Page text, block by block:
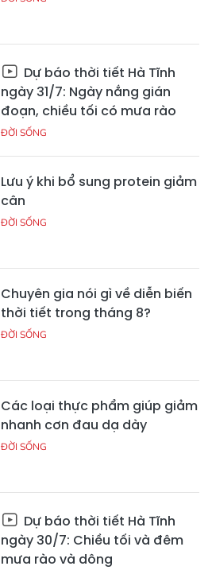
Dự báo thời tiết Hà Tĩnh
ngày 31/7: Ngày nắng gián
đoạn, chiều tối có mưa rào
ĐỜI SỐNG
Lưu ý khi bổ sung protein giảm
cân
ĐỜI SỐNG
Chuyên gia nói gì về diễn biến
thời tiết trong tháng 8?
ĐỜI SỐNG
Các loại thực phẩm giúp giảm
nhanh cơn đau dạ dày
ĐỜI SỐNG
Dự báo thời tiết Hà Tĩnh
ngày 30/7: Chiều tối và đêm
mưa rào và dông